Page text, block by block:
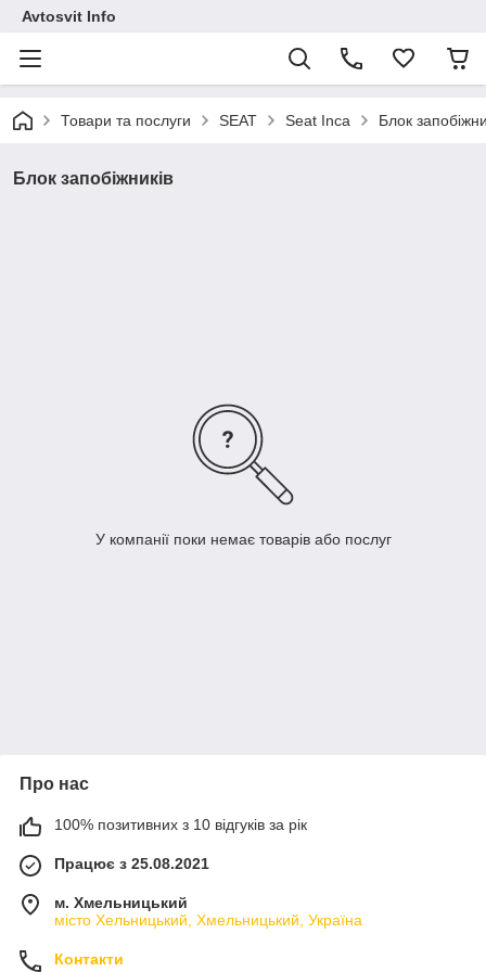
Avtosvit Info
Товари та послуги SEAT Seat Inca Блок
Блок запобіжників
У компанії поки немає товарів або послуг
Про нас
100% позитивних з 10 відгуків за рік
Працює з 25.08.2021
м. Хмельницький
місто Хельницький, Хмельницький, Україна
Контакти